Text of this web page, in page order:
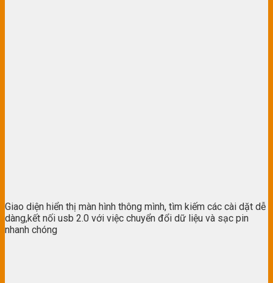
Giao diện hiển thị màn hình thông mình, tìm kiếm các cài dặt dễ
dàng,kết nối usb 2.0 với việc chuyển đổi dữ liệu và sạc pin
nhanh chóng